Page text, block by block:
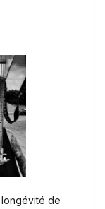
longévité de